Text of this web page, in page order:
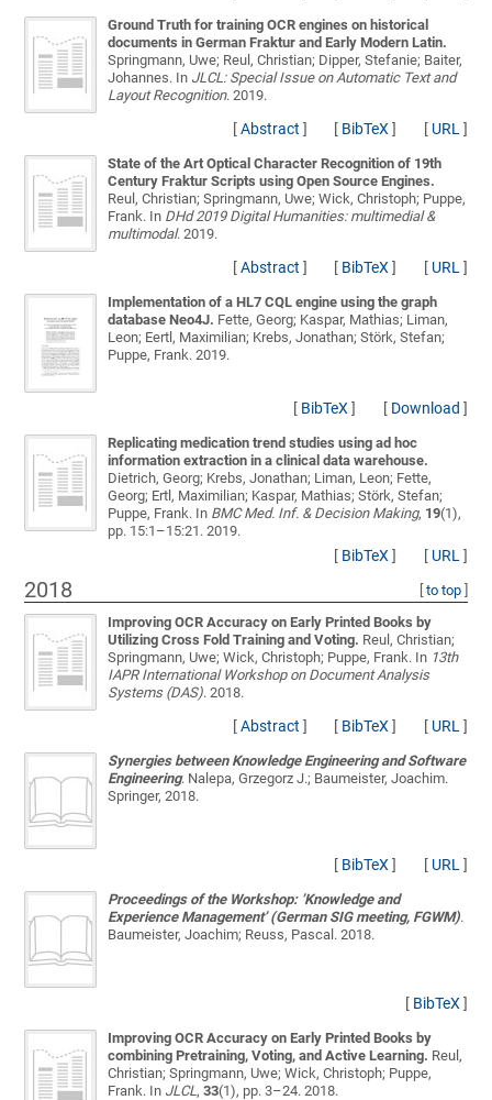
Ground Truth for training OCR engines on historical
documents in German Fraktur and Early Modern Latin.
Springmann, Uwe; Reul, Christian; Dipper, Stefanie; Baiter,
Johannes. In JLCL: Special Issue on Automatic Text and
Layout Recognition. 2019.
[Abstract ] [ BibTeX ] [ URL ]
State of the Art Optical Character Recognition of 19th
Century Fraktur Scripts using Open Source Engines.
Reul, Christian; Springmann, Uwe; Wick, Christoph; Puppe,
Frank. In DHd 2019 Digital Humanities: multimedial &
multimodal. 2019.
[Abstract ] [ BibTeX ] [ URL ]
Implementation of a HL7 CQL engine using the graph
database Neo4J. Fette, Georg; Kaspar, Mathias; Liman,
Leon; Eertl, Maximilian; Krebs, Jonathan; Störk, Stefan;
Puppe, Frank. 2019.
[ BibTeX ] [ Download ]
Replicating medication trend studies using ad hoc
information extraction in a clinical data warehouse.
Dietrich, Georg; Krebs, Jonathan; Liman, Leon; Fette,
Georg; Ertl, Maximilian; Kaspar, Mathias; Störk, Stefan;
Puppe, Frank. In BMC Med. Inf. & Decision Making, 19(1),
pp. 15:1–15:21. 2019.
[ BibTeX ] [ URL ]
2018 to top]
Improving OCR Accuracy on Early Printed Books by
Utilizing Cross Fold Training and Voting. Reul, Christian;
Springmann, Uwe; Wick, Christoph; Puppe, Frank. In 13th
IAPR International Workshop on Document Analysis
Systems (DAS). 2018.
[Abstract ] [ BibTeX ] [ URL ]
Synergies between Knowledge Engineering and Software
Engineering. Nalepa, Grzegorz J.; Baumeister, Joachim.
Springer, 2018.
[ BibTeX ] [ URL ]
Proceedings of the Workshop: ’Knowledge and
Experience Management’ (German SIG meeting, FGWM).
Baumeister, Joachim; Reuss, Pascal . 2018.
[ BibTeX ]
Improving OCR Accuracy on Early Printed Books by
combining Pretraining, Voting, and Active Learning. Reul,
Christian; Springmann, Uwe; Wick, Christoph; Puppe,
Frank. In JLCL ,33(1), pp. 3–24. 2018.